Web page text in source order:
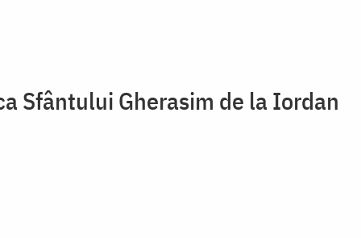
Sfântului Gherasim de la Iordan